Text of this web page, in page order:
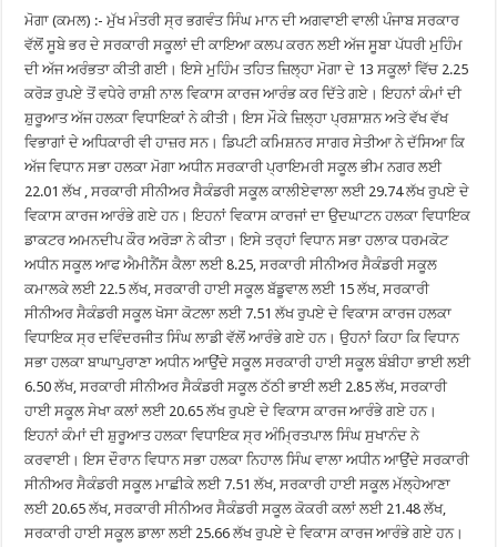
ਮੋਗਾ (ਕਮਲ) :- ਮੁੱਖ ਮੰਤਰੀ ਸ੍ਰ ਭਗਵੰਤ ਸਿੰਘ ਮਾਨ ਦੀ ਅਗਵਾਈ ਵਾਲੀ ਪੰਜਾਬ ਸਰਕਾਰ
ਵੱਲੋਂ ਸੂਬੇ ਭਰ ਦੇ ਸਰਕਾਰੀ ਸਕੂਲਾਂ ਦੀ ਕਾਇਆ ਕਲਪ ਕਰਨ ਲਈ ਅੱਜ ਸੂਬਾ ਪੱਧਰੀ ਮੁਹਿੰਮ
ਦੀ ਅੱਜ ਅਰੰਭਤਾ ਕੀਤੀ ਗਈ। ਇਸੇ ਮੁਹਿੰਮ ਤਹਿਤ ਜ਼ਿਲ੍ਹਾ ਮੋਗਾ ਦੇ 13 ਸਕੂਲਾਂ ਵਿੱਚ 2.25
ਕਰੋੜ ਰੁਪਏ ਤੋਂ ਵਧੇਰੇ ਰਾਸ਼ੀ ਨਾਲ ਵਿਕਾਸ ਕਾਰਜ ਆਰੰਭ ਕਰ ਦਿੱਤੇ ਗਏ। ਇਹਨਾਂ ਕੰਮਾਂ ਦੀ
ਸ਼ੁਰੂਆਤ ਅੱਜ ਹਲਕਾ ਵਿਧਾਇਕਾਂ ਨੇ ਕੀਤੀ। ਇਸ ਮੌਕੇ ਜ਼ਿਲ੍ਹਾ ਪ੍ਰਸ਼ਾਸ਼ਨ ਅਤੇ ਵੱਖ ਵੱਖ
ਵਿਭਾਗਾਂ ਦੇ ਅਧਿਕਾਰੀ ਵੀ ਹਾਜ਼ਰ ਸਨ। ਡਿਪਟੀ ਕਮਿਸ਼ਨਰ ਸਾਗਰ ਸੇਤੀਆ ਨੇ ਦੱਸਿਆ ਕਿ
ਅੱਜ ਵਿਧਾਨ ਸਭਾ ਹਲਕਾ ਮੋਗਾ ਅਧੀਨ ਸਰਕਾਰੀ ਪ੍ਰਾਇਮਰੀ ਸਕੂਲ ਭੀਮ ਨਗਰ ਲਈ
22.01 ਲੱਖ , ਸਰਕਾਰੀ ਸੀਨੀਅਰ ਸੈਕੰਡਰੀ ਸਕੂਲ ਕਾਲੀਏਵਾਲਾ ਲਈ 29.74 ਲੱਖ ਰੁਪਏ ਦੇ
ਵਿਕਾਸ ਕਾਰਜ ਆਰੰਭੇ ਗਏ ਹਨ। ਇਹਨਾਂ ਵਿਕਾਸ ਕਾਰਜਾਂ ਦਾ ਉਦਘਾਟਨ ਹਲਕਾ ਵਿਧਾਇਕ
ਡਾਕਟਰ ਅਮਨਦੀਪ ਕੌਰ ਅਰੋੜਾ ਨੇ ਕੀਤਾ। ਇਸੇ ਤਰ੍ਹਾਂ ਵਿਧਾਨ ਸਭਾ ਹਲਾਕ ਧਰਮਕੋਟ
ਅਧੀਨ ਸਕੂਲ ਆਫ ਐਮੀਨੈਂਸ ਕੈਲਾ ਲਈ 8.25, ਸਰਕਾਰੀ ਸੀਨੀਅਰ ਸੈਕੰਡਰੀ ਸਕੂਲ
ਕਮਾਲਕੇ ਲਈ 22.5 ਲੱਖ, ਸਰਕਾਰੀ ਹਾਈ ਸਕੂਲ ਬੱਡੂਵਾਲ ਲਈ 15 ਲੱਖ, ਸਰਕਾਰੀ
ਸੀਨੀਅਰ ਸੈਕੰਡਰੀ ਸਕੂਲ ਖੋਸਾ ਕੋਟਲਾ ਲਈ 7.51 ਲੱਖ ਰੁਪਏ ਦੇ ਵਿਕਾਸ ਕਾਰਜ ਹਲਕਾ
ਵਿਧਾਇਕ ਸ੍ਰ ਦਵਿੰਦਰਜੀਤ ਸਿੰਘ ਲਾਡੀ ਵੱਲੋਂ ਆਰੰਭੇ ਗਏ ਹਨ। ਉਹਨਾਂ ਕਿਹਾ ਕਿ ਵਿਧਾਨ
ਸਭਾ ਹਲਕਾ ਬਾਘਾਪੁਰਾਣਾ ਅਧੀਨ ਆਉਂਦੇ ਸਕੂਲ ਸਰਕਾਰੀ ਹਾਈ ਸਕੂਲ ਬੰਬੀਹਾ ਭਾਈ ਲਈ
6.50 ਲੱਖ, ਸਰਕਾਰੀ ਸੀਨੀਅਰ ਸੈਕੰਡਰੀ ਸਕੂਲ ਠੱਠੀ ਭਾਈ ਲਈ 2.85 ਲੱਖ, ਸਰਕਾਰੀ
ਹਾਈ ਸਕੂਲ ਸੇਖਾ ਕਲਾਂ ਲਈ 20.65 ਲੱਖ ਰੁਪਏ ਦੇ ਵਿਕਾਸ ਕਾਰਜ ਆਰੰਭੇ ਗਏ ਹਨ।
ਇਹਨਾਂ ਕੰਮਾਂ ਦੀ ਸ਼ੁਰੂਆਤ ਹਲਕਾ ਵਿਧਾਇਕ ਸ੍ਰ ਅੰਮ੍ਰਿਤਪਾਲ ਸਿੰਘ ਸੁਖਾਨੰਦ ਨੇ
ਕਰਵਾਈ। ਇਸ ਦੌਰਾਨ ਵਿਧਾਨ ਸਭਾ ਹਲਕਾ ਨਿਹਾਲ ਸਿੰਘ ਵਾਲਾ ਅਧੀਨ ਆਉਂਦੇ ਸਰਕਾਰੀ
ਸੀਨੀਅਰ ਸੈਕੰਡਰੀ ਸਕੂਲ ਮਾਛੀਕੇ ਲਈ 7.51 ਲੱਖ, ਸਰਕਾਰੀ ਹਾਈ ਸਕੂਲ ਮੱਲ੍ਹੇਆਣਾ
ਲਈ 20.65 ਲੱਖ, ਸਰਕਾਰੀ ਸੀਨੀਅਰ ਸੈਕੰਡਰੀ ਸਕੂਲ ਕੋਕਰੀ ਕਲਾਂ ਲਈ 21.48 ਲੱਖ,
ਸਰਕਾਰੀ ਹਾਈ ਸਕੂਲ ਡਾਲਾ ਲਈ 25.66 ਲੱਖ ਰੁਪਏ ਦੇ ਵਿਕਾਸ ਕਾਰਜ ਆਰੰਭੇ ਗਏ ਹਨ।